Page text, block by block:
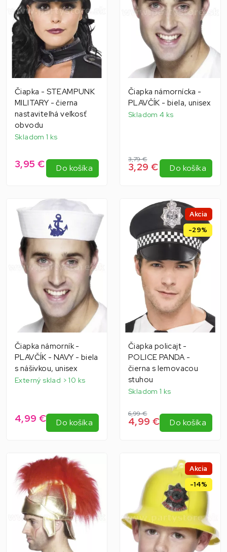
Čiapka - STEAMPUNK
MILITARY - čierna
nastaviteľná veľkosť
obvodu
Skladom 1 ks
3,95 € Do košíka
Čiapka námornícka -
PLAVČÍK - biela, unisex
Skladom 4 ks
3,79 €
3,29 € Do košíka
Čiapka námorník -
PLAVČÍK - NAVY - biela
s nášivkou, unisex
Externý sklad > 10 ks
4,99 € Do košíka
Akcia
-29%
Čiapka policajt -
POLICE PANDA -
čierna s lemovacou
stuhou
Skladom 1 ks
6,99 €
4,99 € Do košíka
Akcia
-14%